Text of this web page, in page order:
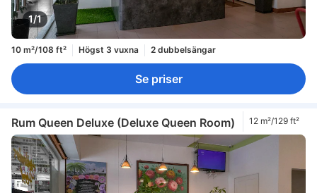
1/1
10 m²/108 ft² Högst 3 vuxna 2 dubbelsängar
Se priser
Rum Queen Deluxe (Deluxe Queen Room) 12 m²/129 ft²